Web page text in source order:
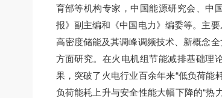
育部等机构专家，中国能源研究会、中
报》副主编和《中国电力》编委等。主
高密度储能及其调峰调频技术、新概念
方面研究。在火电机组节能减排基础理
果，突破了火电行业百余年来“低负荷能
负荷能耗上升与安全性能大幅下降的“热